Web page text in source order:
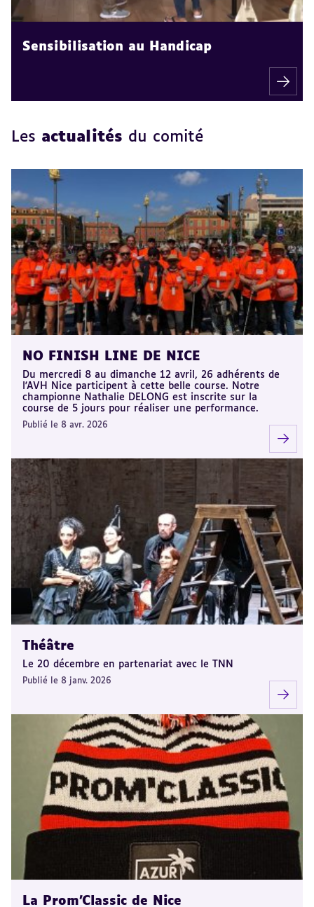
Sensibilisation au Handicap
Les actualités du comité
NO FINISH LINE DE NICE
Du mercredi 8 au dimanche 12 avril, 26 adhérents de
l'AVH Nice participent à cette belle course. Notre
championne Nathalie DELONG est inscrite sur la
course de 5 jours pour réaliser une performance.
Publié le 8 avr. 2026
Théâtre
Le 20 décembre en partenariat avec le TNN
Publié le 8 janv. 2026
La Prom'Classic de Nice